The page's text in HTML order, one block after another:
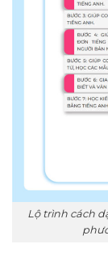
Lộ trình cách